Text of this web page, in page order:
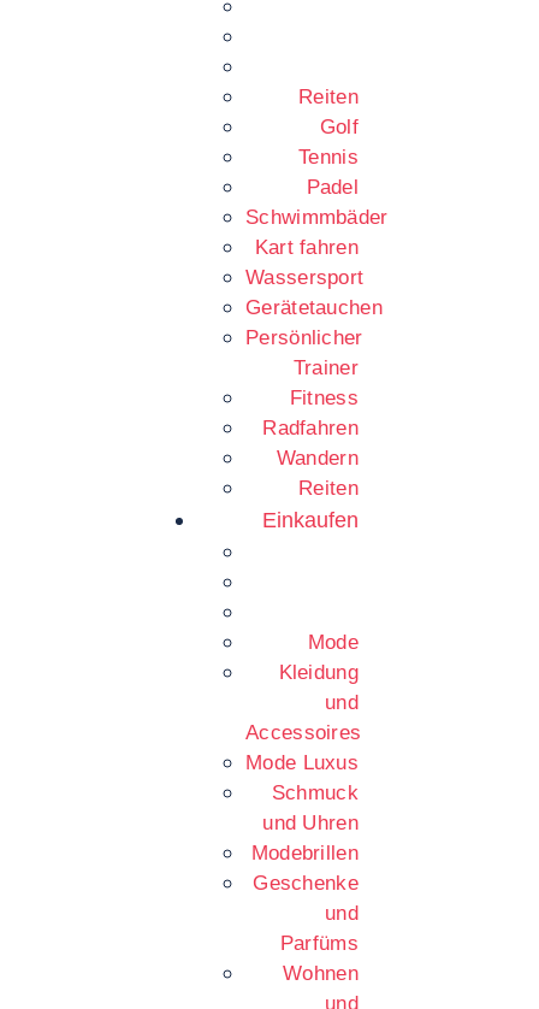
Reiten
Golf
Tennis
Padel
Schwimmbäder
Kart fahren
Wassersport
Gerätetauchen
Persönlicher
Trainer
Fitness
Radfahren
Wandern
Reiten
Einkaufen
Mode
Kleidung
und
Accessoires
Mode Luxus
Schmuck
und Uhren
Modebrillen
Geschenke
und
Parfüms
Wohnen
und